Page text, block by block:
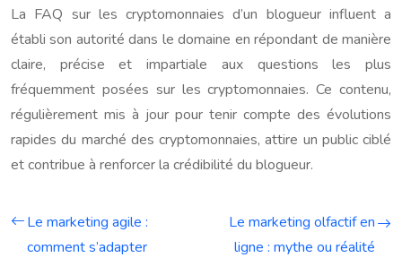
La FAQ sur les cryptomonnaies d’un blogueur influent a
établi son autorité dans le domaine en répondant de manière
claire, précise et impartiale aux questions les plus
fréquemment posées sur les cryptomonnaies. Ce contenu,
régulièrement mis à jour pour tenir compte des évolutions
rapides du marché des cryptomonnaies, attire un public ciblé
et contribue à renforcer la crédibilité du blogueur.
Le marketing agile :
comment s’adapter
Le marketing olfactif en
ligne : mythe ou réalité